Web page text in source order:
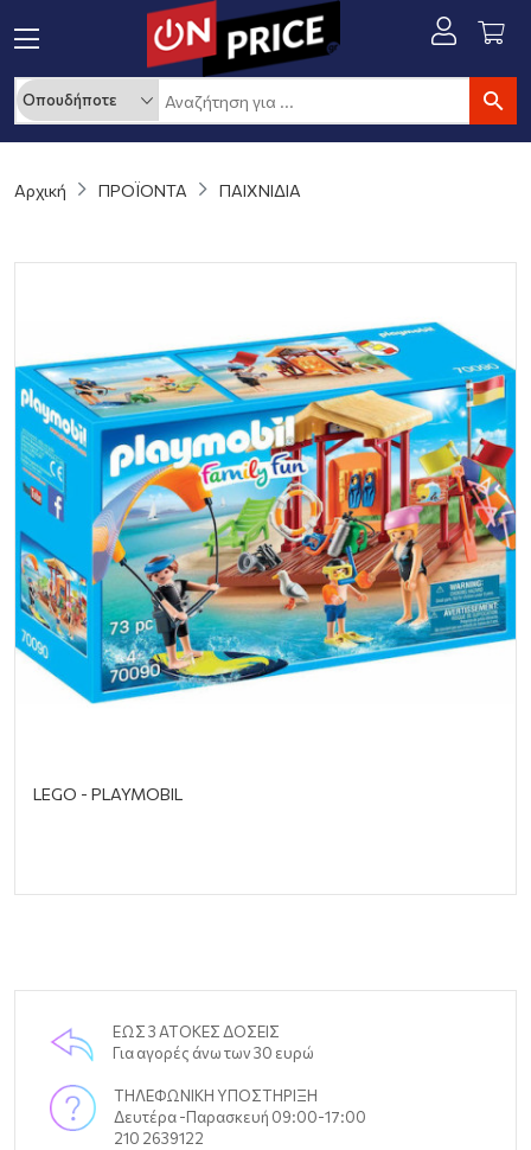
Αρχική ΠΡΟΪΟΝΤΑ ΠΑΙΧΝΙΔΙΑ
LEGO - PLAYMOBIL
ΕΩΣ 3 ΑΤΟΚΕΣ ΔΟΣΕΙΣ
Για αγορές άνω των 30 ευρώ
ΤΗΛΕΦΩΝΙΚΗ ΥΠΟΣΤΗΡΙΞΗ
Δευτέρα -Παρασκευή 09:00-17:00
210 2639122